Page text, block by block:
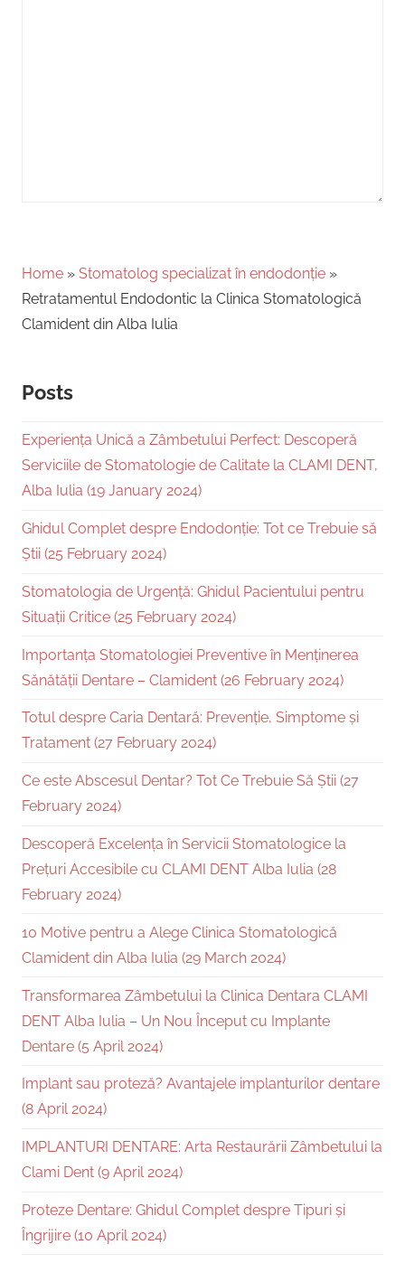
Home » Stomatolog specializat în endodonție »
Retratamentul Endodontic la Clinica Stomatologică
Clamident din Alba Iulia
Posts
Experiența Unică a Zâmbetului Perfect: Descoperă
Serviciile de Stomatologie de Calitate la CLAMI DENT,
Alba Iulia (19 January 2024)
Ghidul Complet despre Endodonție: Tot ce Trebuie să
Știi (25 February 2024)
Stomatologia de Urgență: Ghidul Pacientului pentru
Situații Critice (25 February 2024)
Importanța Stomatologiei Preventive în Menținerea
Sănătății Dentare – Clamident (26 February 2024)
Totul despre Caria Dentară: Prevenție, Simptome și
Tratament (27 February 2024)
Ce este Abscesul Dentar? Tot Ce Trebuie Să Știi (27
February 2024)
Descoperă Excelența în Servicii Stomatologice la
Prețuri Accesibile cu CLAMI DENT Alba Iulia (28
February 2024)
10 Motive pentru a Alege Clinica Stomatologică
Clamident din Alba Iulia (29 March 2024)
Transformarea Zâmbetului la Clinica Dentara CLAMI
DENT Alba Iulia – Un Nou Început cu Implante
Dentare (5 April 2024)
Implant sau proteză? Avantajele implanturilor dentare
(8 April 2024)
IMPLANTURI DENTARE: Arta Restaurării Zâmbetului la
Clami Dent (9 April 2024)
Proteze Dentare: Ghidul Complet despre Tipuri și
Îngrijire (10 April 2024)